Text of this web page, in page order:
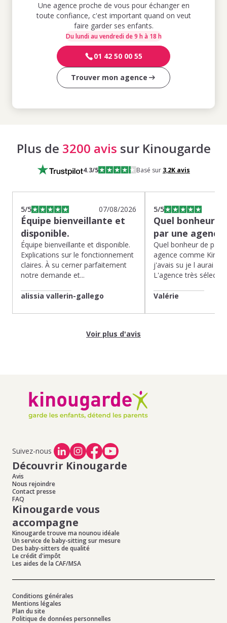
Une agence proche de vous pour échanger en
toute confiance, c'est important quand on veut
faire garder ses enfants.
Du lundi au vendredi de 9 h à 18 h
01 42 50 00 55
Trouver mon agence
Plus de 3200 avis sur Kinougarde
4.3/5 Basé sur 3,2Kavis
5/5 07/08/2026
Équipe bienveillante et
disponible.
Équipe bienveillante et disponible.
Explications sur le fonctionnement
claires. À su cerner parfaitement
notre demande et...
alissia vallerin-gallego
5/5
Quel bonheur
par une
Quel bonheur de
agence comme
j'avais su je l aurai
L'agence très
Valérie
Voir plus d'avis
Suivez-nous
Découvrir Kinougarde
Avis
Nous rejoindre
Contact presse
FAQ
Kinougarde vous
accompagne
Kinougarde trouve ma nounou idéale
Un service de baby-sitting sur mesure
Des baby-sitters de qualité
Le crédit d'impôt
Les aides de la CAF/MSA
Conditions générales
Mentions légales
Plan du site
Politique de données personnelles